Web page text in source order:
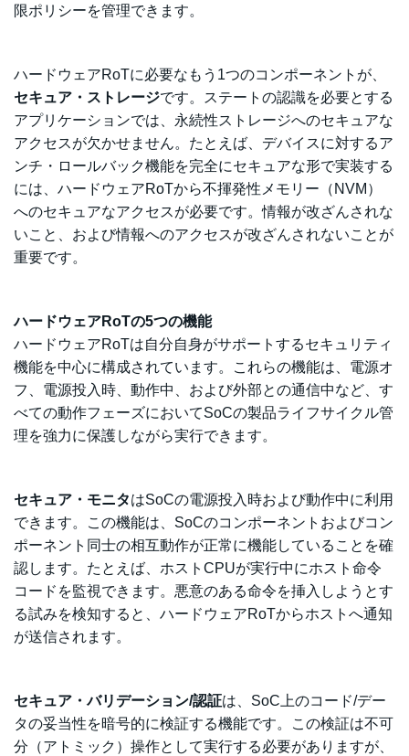
限ポリシーを管理できます。
ハードウェアRoTに必要なもう1つのコンポーネントが、
セキュア・ストレージです。ステートの認識を必要とする
アプリケーションでは、永続性ストレージへのセキュアな
アクセスが欠かせません。たとえば、デバイスに対するア
ンチ・ロールバック機能を完全にセキュアな形で実装する
には、ハードウェアRoTから不揮発性メモリー（NVM）
へのセキュアなアクセスが必要です。情報が改ざんされな
いこと、および情報へのアクセスが改ざんされないことが
重要です。
ハードウェアRoTの5つの機能
ハードウェアRoTは自分自身がサポートするセキュリティ
機能を中心に構成されています。これらの機能は、電源オ
フ、電源投入時、動作中、および外部との通信中など、す
べての動作フェーズにおいてSoCの製品ライフサイクル管
理を強力に保護しながら実行できます。
セキュア・モニタはSoCの電源投入時および動作中に利用
できます。この機能は、SoCのコンポーネントおよびコン
ポーネント同士の相互動作が正常に機能していることを確
認します。たとえば、ホストCPUが実行中にホスト命令
コードを監視できます。悪意のある命令を挿入しようとす
る試みを検知すると、ハードウェアRoTからホストへ通知
が送信されます。
セキュア・バリデーション/認証は、SoC上のコード/デー
タの妥当性を暗号的に検証する機能です。この検証は不可
分（アトミック）操作として実行する必要がありますが、